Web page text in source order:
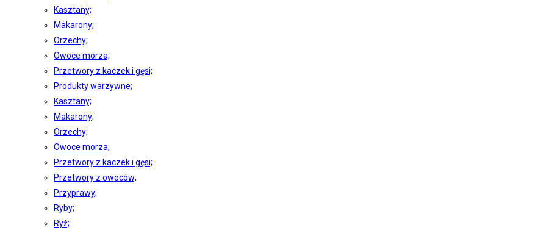
Kasztany;
Makarony;
Orzechy;
Owoce morza;
Przetwory z kaczek i gęsi;
Produkty warzywne;
Kasztany;
Makarony;
Orzechy;
Owoce morza;
Przetwory z kaczek i gęsi;
Przetwory z owoców;
Przyprawy;
Ryby;
Ryż;